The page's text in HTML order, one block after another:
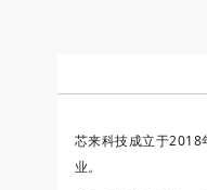
芯来科技成立于2018
业。